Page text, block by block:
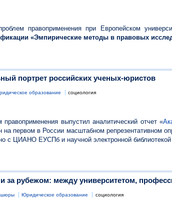
правоприменения при Европейском
«Эмпирические методы в правовых
портрет российских ученых-юристов
образование социология
правоприменения выпустил аналитический отчет «
на первом в России масштабном репрезентативном
с ЦИАНО ЕУСПб и научной электронной библиотекой
за рубежом: между университетом,
Юридическое образование социология